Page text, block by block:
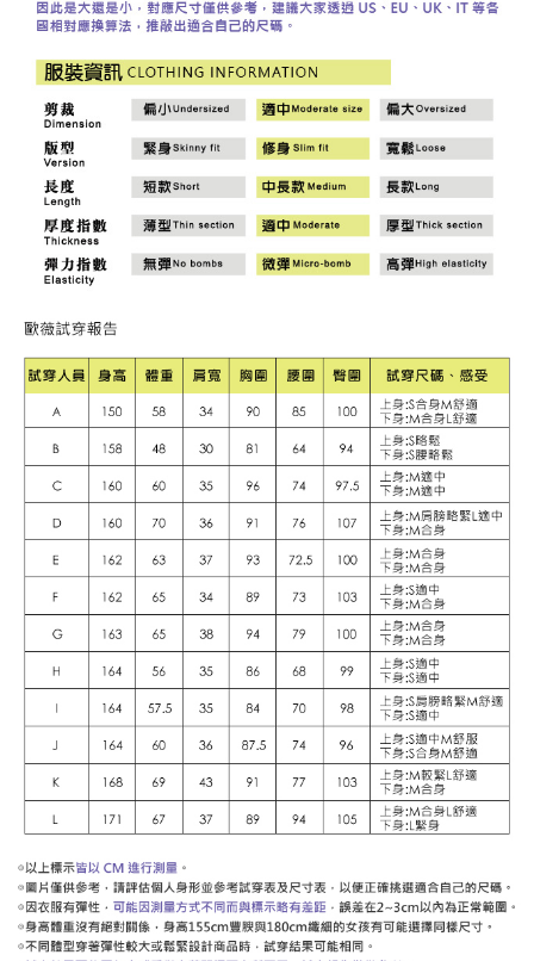
請求用戶進行身份認證。
５．嚴禁一人註冊多個帳號或使用他人資訊註冊。若發現惡意使用之情形，
付款後門市自取
免運費
海外配送 查看運費